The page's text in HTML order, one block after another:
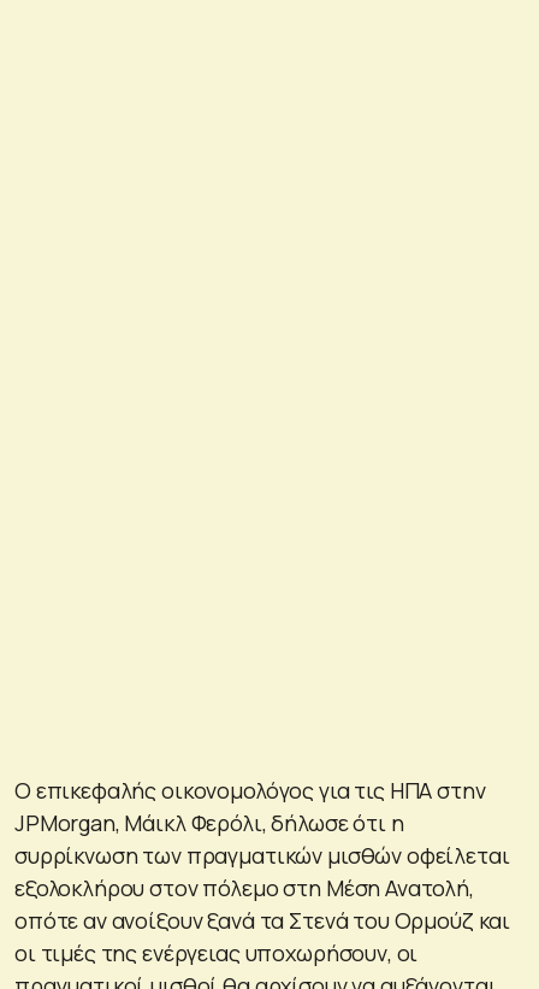
Ο επικεφαλής οικονομολόγος για τις ΗΠΑ στην
JPMorgan, Μάικλ Φερόλι, δήλωσε ότι η
συρρίκνωση των πραγματικών μισθών οφείλεται
εξολοκλήρου στον πόλεμο στη Μέση Ανατολή,
οπότε αν ανοίξουν ξανά τα Στενά του Ορμούζ και
οι τιμές της ενέργειας υποχωρήσουν, οι